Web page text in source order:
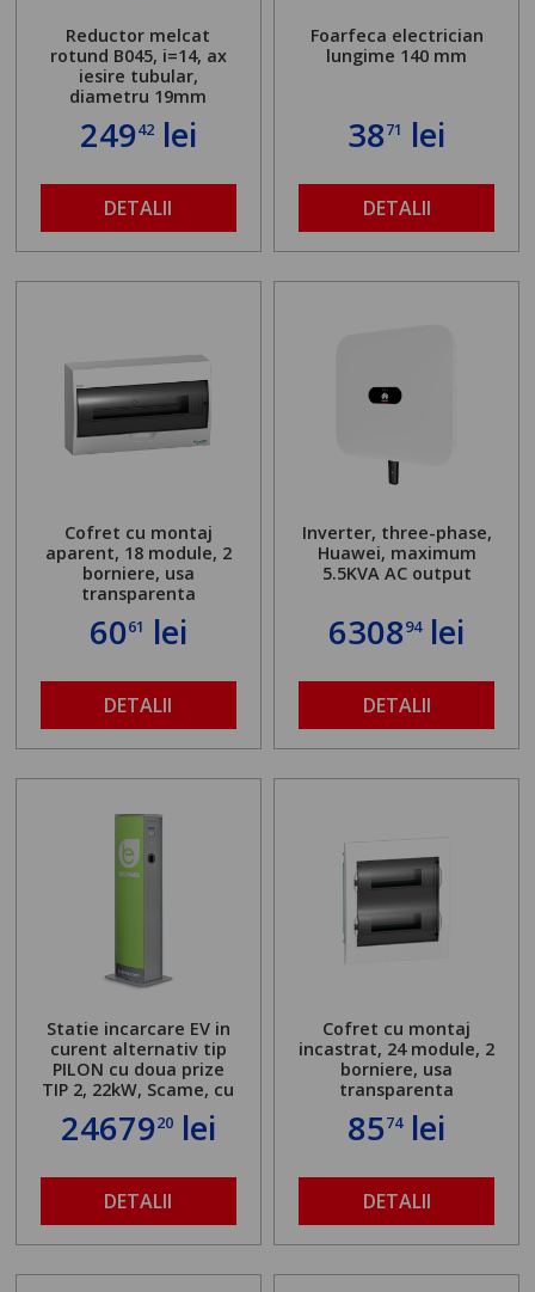
Reductor melcat
rotund B045, i=14, ax
iesire tubular,
diametru 19mm
24942lei
DETALII
Foarfeca electrician
lungime 140 mm
3871 lei
DETALII
Cofret cu montaj
aparent, 18 module, 2
borniere, usa
transparenta
6061 lei
DETALII
Inverter, three-phase,
Huawei, maximum
5.5KVA AC output
630894lei
DETALII
Statie incarcare EV in
curent alternativ tip
PILON cu doua prize
TIP 2, 22kW, Scame, cu
server local
2467920lei
DETALII
Cofret cu montaj
incastrat, 24 module, 2
borniere, usa
transparenta
8574lei
DETALII